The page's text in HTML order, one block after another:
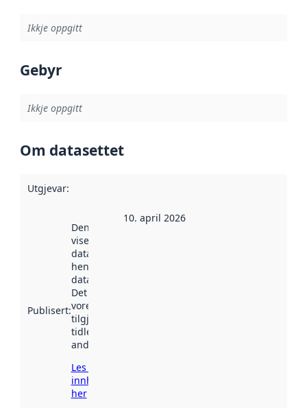
Ikkje oppgitt
Gebyr
Ikkje oppgitt
Om datasettet
Utgjevar:
Publisert:
Denne datoen
viser når
datasettet vart
henta inn av
data.norge.no.
Det kan ha
vore
tilgjengeleg
tidlegare
andre stader.
Les meir om
innhenting
her
10. april 2026